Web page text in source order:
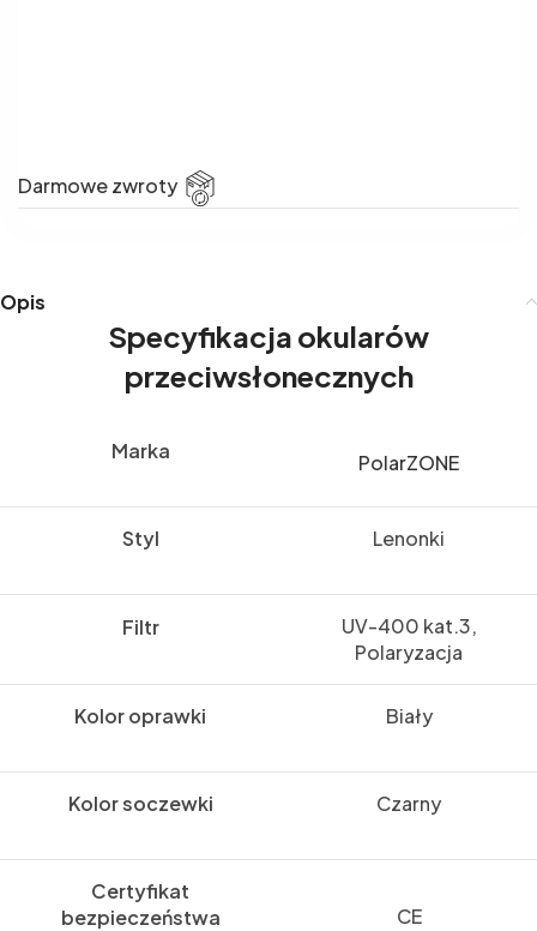
Darmowe zwroty
Opis
Specyfikacja okularów
przeciwsłonecznych
Marka PolarZONE
Styl Lenonki
Filtr
UV-400 kat.3,
Polaryzacja
Kolor oprawki Biały
Kolor soczewki Czarny
Certyfikat
bezpieczeństwa
CE